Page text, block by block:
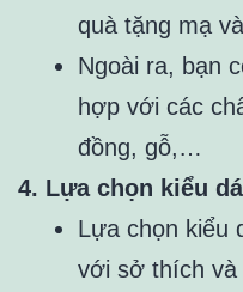
quà tặng mạ
Ngoài ra, bạn
hợp với các
đồng, gỗ,…
4. Lựa chọn kiểu
Lựa chọn kiểu
với sở thích và